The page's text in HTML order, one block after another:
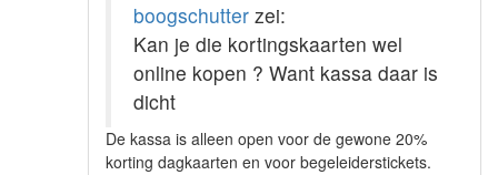
boogschutter zei:
Kan je die kortingskaarten wel
online kopen ? Want kassa daar is
dicht
De kassa is alleen open voor de gewone 20%
korting dagkaarten en voor begeleiderstickets.